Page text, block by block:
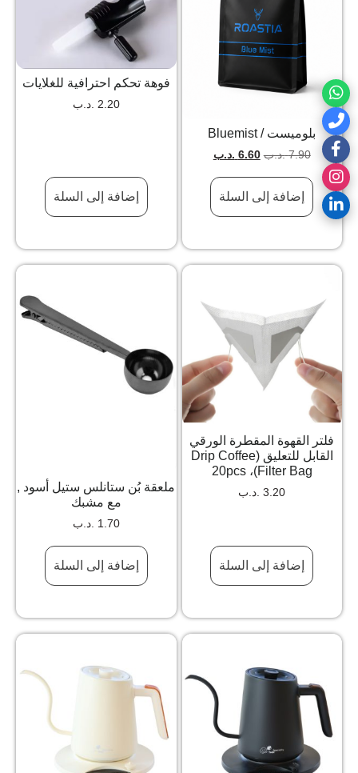
بلوميست / Bluemist
7.90 .د.ب 6.60 .د.ب
إضافة إلى السلة
فوهة تحكم احترافية للغلايات
2.20 .د.ب
إضافة إلى السلة
فلتر القهوة المقطرة الورقي
القابل للتعليق (Drip Coffee
Filter Bag)، 20pcs
3.20 .د.ب
إضافة إلى السلة
ملعقة بُن ستانلس ستيل أسود ,
مع مشبك
1.70 .د.ب
إضافة إلى السلة